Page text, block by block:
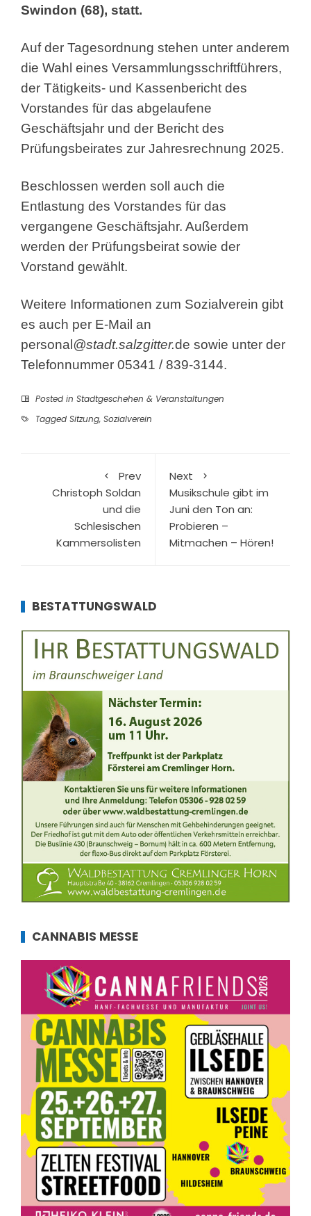
Swindon (68), statt.
Auf der Tagesordnung stehen unter anderem
die Wahl eines Versammlungsschriftführers,
der Tätigkeits- und Kassenbericht des
Vorstandes für das abgelaufene
Geschäftsjahr und der Bericht des
Prüfungsbeirates zur Jahresrechnung 2025.
Beschlossen werden soll auch die
Entlastung des Vorstandes für das
vergangene Geschäftsjahr. Außerdem
werden der Prüfungsbeirat sowie der
Vorstand gewählt.
Weitere Informationen zum Sozialverein gibt
es auch per E-Mail an
personal @stadt.salzgitter.de sowie unter der
Telefonnummer 05341 / 839-3144.
Posted in Stadtgeschehen & Veranstaltungen
Tagged Sitzung, Sozialverein
Prev
Christoph Soldan
und die
Schlesischen
Kammersolisten
Next
Musikschule gibt im
Juni den Ton an:
Probieren –
Mitmachen – Hören!
BESTATTUNGSWALD
CANNABIS MESSE